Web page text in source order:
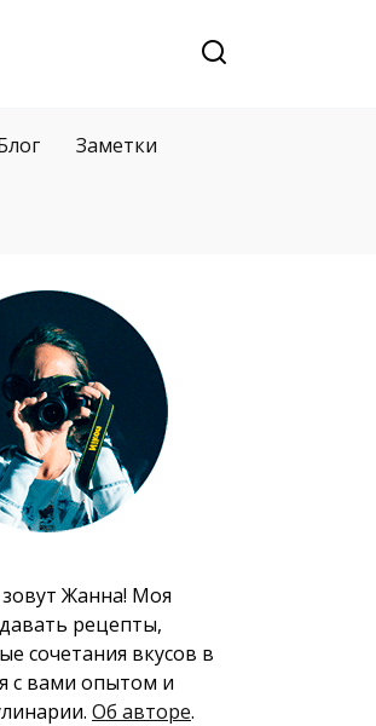
Заметки
Жанна! Моя
рецепты,
сочетания вкусов в
с вами опытом и
Об авторе.